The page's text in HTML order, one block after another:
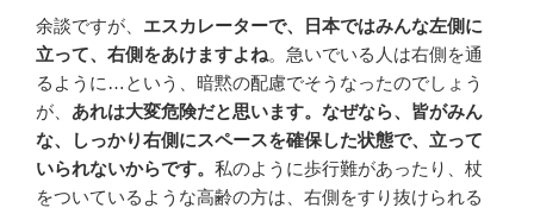
余談ですが、 エスカレーターで、日本ではみんな左側に
立って、右側をあけますよね。急いでいる人は右側を通
るように…という、暗黙の配慮でそうなったのでしょう
が、 あれは大変危険だと思います。なぜなら、皆がみん
な、しっかり右側にスペースを確保した状態で、立って
いられないからです。 私のように歩行難があったり、杖
をついているような高齢の方は、右側をすり抜けられる